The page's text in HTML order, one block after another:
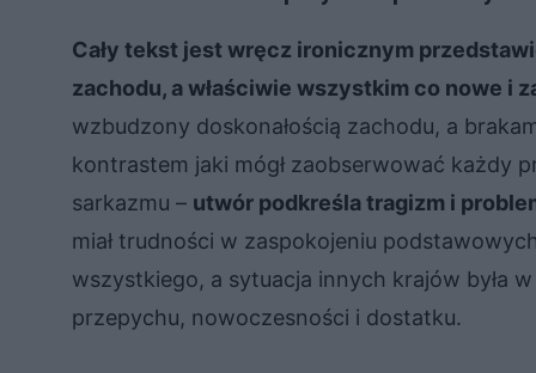
Cały tekst jest wręcz ironicznym
zachodu, a właściwie wszystkim co nowe i
wzbudzony doskonałością zachodu, a
kontrastem jaki mógł zaobserwować każdy
sarkazmu – utwór podkreśla tragizm i
miał trudności w zaspokojeniu
wszystkiego, a sytuacja innych krajów była
przepychu, nowoczesności i dostatku.